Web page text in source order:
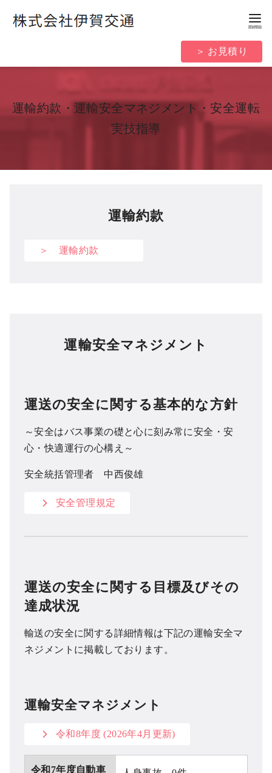
＞ お見積り
運輸約款・運輸安全マネジメント・安全運転
実技指導
運輸約款
＞ 運輸約款
運輸安全マネジメント
運送の安全に関する基本的な方針
～安全はバス事業の礎と心に刻み常に安全・安
心・快適運行の心構え～
安全統括管理者 中西俊雄
安全管理規定
運送の安全に関する目標及びその
達成状況
輸送の安全に関する詳細情報は下記の運輸安全マ
ネジメントに掲載しております。
運輸安全マネジメント
令和8年度 (2026年4月更新)
令和7年度自動車